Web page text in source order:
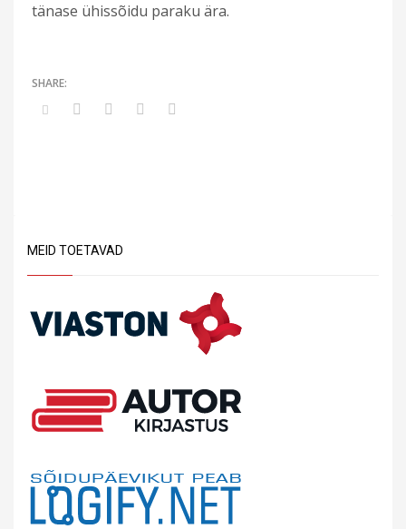
tänase ühissõidu paraku ära.
MEID TOETAVAD